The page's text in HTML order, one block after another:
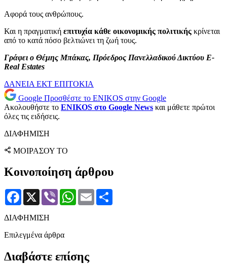
Αφορά τους ανθρώπους.
Και η πραγματική επιτυχία κάθε οικονομικής πολιτικής κρίνεται
από το κατά πόσο βελτιώνει τη ζωή τους.
Γράφει ο Θέμης Μπάκας, Πρόεδρος Πανελλαδικού Δικτύου E-
Real Estates
ΔΑΝΕΙΑ ΕΚΤ ΕΠΙΤΟΚΙΑ
Google Προσθέστε το ENIKOS στην Google
Ακολουθήστε το ENIKOS στο Google News και μάθετε πρώτοι
όλες τις ειδήσεις.
ΔΙΑΦΗΜΙΣΗ
ΜΟΙΡΑΣΟΥ ΤΟ
Κοινοποίηση άρθρου
Facebook
X Viber WhatsApp
Email
ΔΙΑΦΗΜΙΣΗ
Επιλεγμένα άρθρα
Διαβάστε επίσης